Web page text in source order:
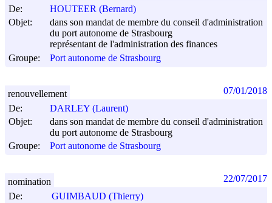
De:
HOUTEER (Bernard)
Objet:
dans son mandat de membre du conseil d'administration
du port autonome de Strasbourg
représentant de l'administration des finances
Groupe:
Port autonome de Strasbourg
De:
DARLEY (Laurent)
Objet:
dans son mandat de membre du conseil d'administration
du port autonome de Strasbourg
Groupe:
Port autonome de Strasbourg
renouvellement 07/01/2018
De:
GUIMBAUD (Thierry)
nomination 22/07/2017